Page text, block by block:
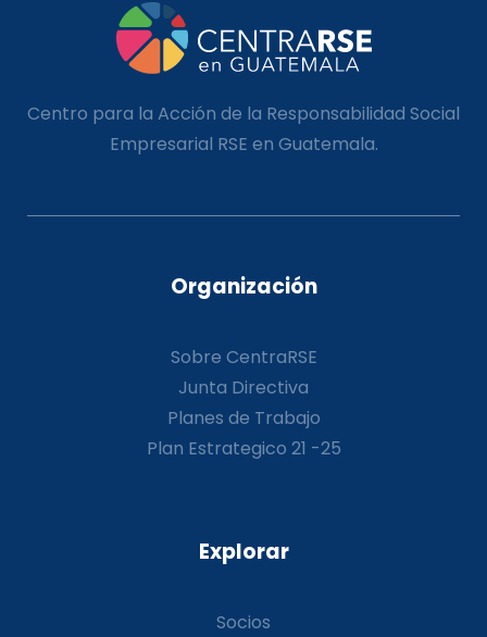
Centro para la Acción de la Responsabilidad Social
Empresarial RSE en Guatemala.
Organización
Sobre CentraRSE
Junta Directiva
Planes de Trabajo
Plan Estrategico 21 -25
Explorar
Socios